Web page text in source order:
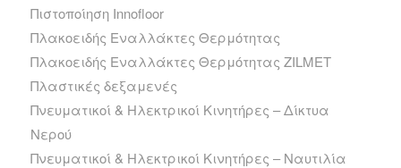
Πιστοποίηση Innofloor
Πλακοειδής Εναλλάκτες Θερμότητας
Πλακοειδής Εναλλάκτες Θερμότητας ZILMET
Πλαστικές δεξαμενές
Πνευματικοί & Ηλεκτρικοί Κινητήρες – Δίκτυα
Νερού
Πνευματικοί & Ηλεκτρικοί Κινητήρες – Ναυτιλία